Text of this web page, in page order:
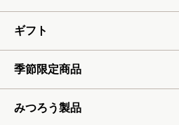
ギフト
季節限定商品
みつろう製品